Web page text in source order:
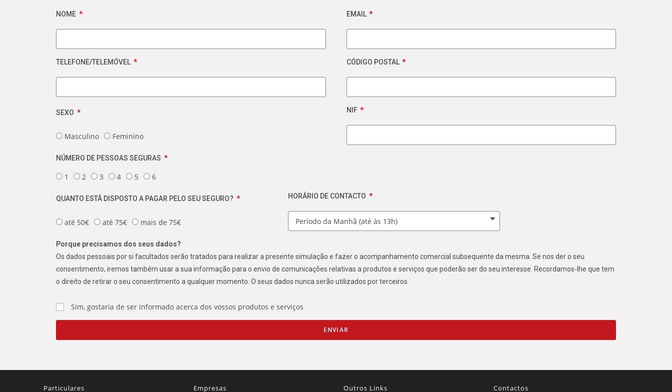
NOME EMAIL
TELEFONE/TELEMÓVEL CÓDIGO POSTAL
SEXO
Masculino Feminino
NIF
NÚMERO DE PESSOAS SEGURAS
1 2 3 4 5 6
QUANTO ESTÁ DISPOSTO A PAGAR PELO SEU SEGURO?
até 50€ até 75€ mais de 75€
HORÁRIO DE CONTACTO
Porque precisamos dos seus dados?
Os dados pessoais por si facultados serão tratados para realizar a presente simulação e fazer o acompanhamento comercial subsequente da mesma. Se nos der o seu
consentimento, iremos também usar a sua informação para o envio de comunicações relativas a produtos e serviços que poderão ser do seu interesse. Recordamos-lhe que tem
o direito de retirar o seu consentimento a qualquer momento. O seus dados nunca serão utilizados por terceiros.
Sim, gostaria de ser informado acerca dos vossos produtos e serviços
ENVIAR
Particulares Empresas Outros Links Contactos